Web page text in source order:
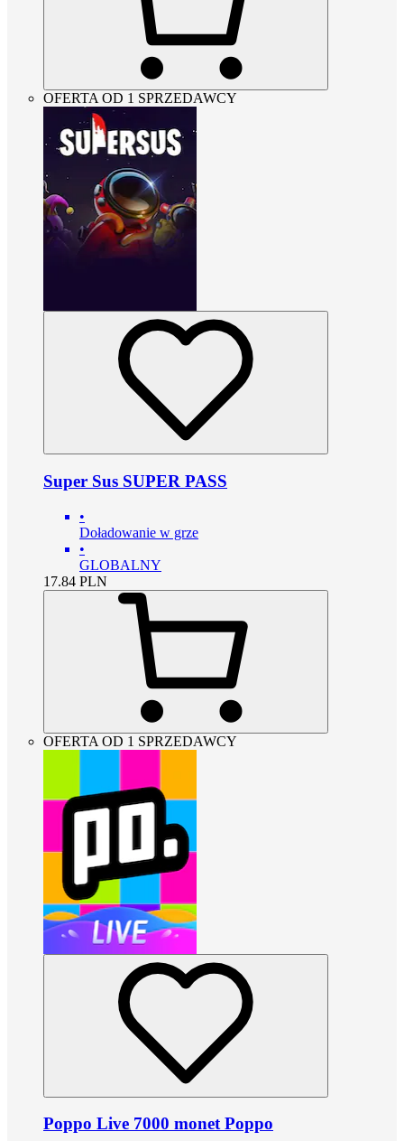
OFERTA OD 1 SPRZEDAWCY
Super Sus SUPER PASS
•
Doładowanie w grze
•
GLOBALNY
17.84 PLN
OFERTA OD 1 SPRZEDAWCY
Poppo Live 7000 monet Poppo